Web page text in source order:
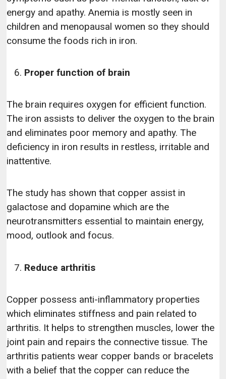
energy and apathy. Anemia is mostly seen in
children and menopausal women so they should
consume the foods rich in iron.
Proper function of brain
The brain requires oxygen for efficient function.
The iron assists to deliver the oxygen to the brain
and eliminates poor memory and apathy. The
deficiency in iron results in restless, irritable and
inattentive.
The study has shown that copper assist in
galactose and dopamine which are the
neurotransmitters essential to maintain energy,
mood, outlook and focus.
Reduce arthritis
Copper possess anti-inflammatory properties
which eliminates stiffness and pain related to
arthritis. It helps to strengthen muscles, lower the
joint pain and repairs the connective tissue. The
arthritis patients wear copper bands or bracelets
with a belief that the copper can reduce the